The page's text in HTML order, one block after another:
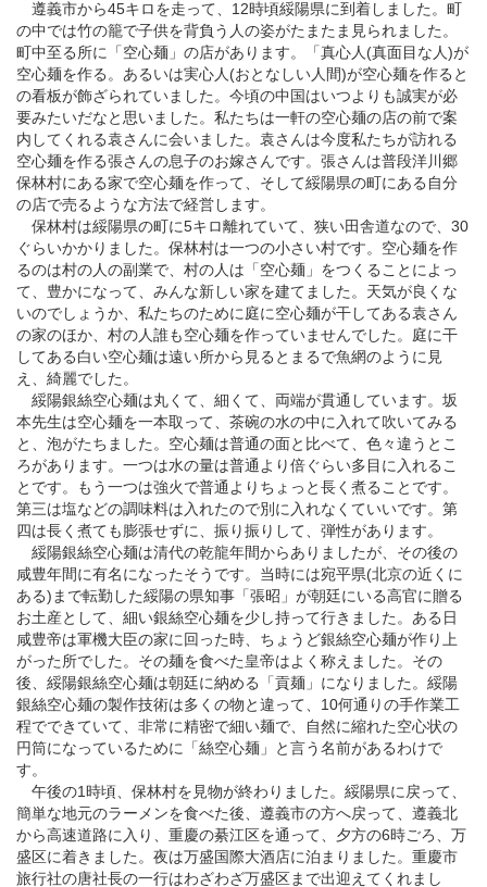
遵義市から45キロを走って、12時頃綏陽県に到着しました。町
の中では竹の籠で子供を背負う人の姿がたまたま見られました。
町中至る所に「空心麺」の店があります。「真心人(真面目な人)が
空心麺を作る。あるいは実心人(おとなしい人間)が空心麺を作ると
の看板が飾ざられていました。今頃の中国はいつよりも誠実が必
要みたいだなと思いました。私たちは一軒の空心麺の店の前で案
内してくれる袁さんに会いました。袁さんは今度私たちが訪れる
空心麺を作る張さんの息子のお嫁さんです。張さんは普段洋川郷
保林村にある家で空心麺を作って、そして綏陽県の町にある自分
の店で売るような方法で経営します。
保林村は綏陽県の町に5キロ離れていて、狭い田舎道なので、30
ぐらいかかりました。保林村は一つの小さい村です。空心麺を作
るのは村の人の副業で、村の人は「空心麺」をつくることによっ
て、豊かになって、みんな新しい家を建てました。天気が良くな
いのでしょうか、私たちのために庭に空心麺が干してある袁さん
の家のほか、村の人誰も空心麺を作っていませんでした。庭に干
してある白い空心麺は遠い所から見るとまるで魚網のように見
え、綺麗でした。
綏陽銀絲空心麺は丸くて、細くて、両端が貫通しています。坂
本先生は空心麺を一本取って、茶碗の水の中に入れて吹いてみる
と、泡がたちました。空心麺は普通の面と比べて、色々違うとこ
ろがあります。一つは水の量は普通より倍ぐらい多目に入れるこ
とです。もう一つは強火で普通よりちょっと長く煮ることです。
第三は塩などの調味料は入れたので別に入れなくていいです。第
四は長く煮ても膨張せずに、振り振りして、弾性があります。
綏陽銀絲空心麺は清代の乾龍年間からありましたが、その後の
咸豊年間に有名になったそうです。当時には宛平県(北京の近くに
ある)まで転勤した綏陽の県知事「張昭」が朝廷にいる高官に贈る
お土産として、細い銀絲空心麺を少し持って行きました。ある日
咸豊帝は軍機大臣の家に回った時、ちょうど銀絲空心麺が作り上
がった所でした。その麺を食べた皇帝はよく称えました。その
後、綏陽銀絲空心麺は朝廷に納める「貢麺」になりました。綏陽
銀絲空心麺の製作技術は多くの物と違って、10何通りの手作業工
程でできていて、非常に精密で細い麺で、自然に縮れた空心状の
円筒になっているために「絲空心麺」と言う名前があるわけで
す。
午後の1時頃、保林村を見物が終わりました。綏陽県に戻って、
簡単な地元のラーメンを食べた後、遵義市の方へ戻って、遵義北
から高速道路に入り、重慶の綦江区を通って、夕方の6時ごろ、万
盛区に着きました。夜は万盛国際大酒店に泊まりました。重慶市
旅行社の唐社長の一行はわざわざ万盛区まで出迎えてくれまし